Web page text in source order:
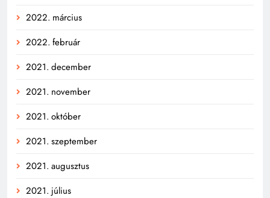
2022. március
2022. február
2021. december
2021. november
2021. október
2021. szeptember
2021. augusztus
2021. július